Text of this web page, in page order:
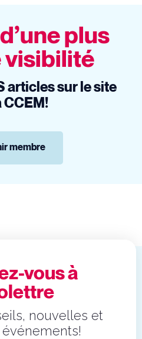
plus
visibilité
articles sur le site
CCEM!
membre
vous à
nouvelles et